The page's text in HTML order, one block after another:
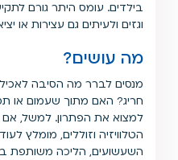
בילדים. עומס היתר גורם
וגזים ולעיתים גם עצירות או
מה עושים?
מנסים לברר מה הסיבה
חריג? האם מתוך שעמום או
למצוא את הפתרון. למשל, אם
הטלוויזיה וזוללים, מומלץ
השעשועים, הליכה משותפת